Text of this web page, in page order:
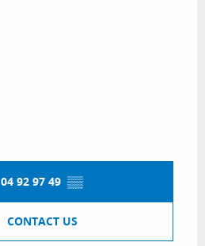
04 92 97 49 ▒▒
CONTACT US